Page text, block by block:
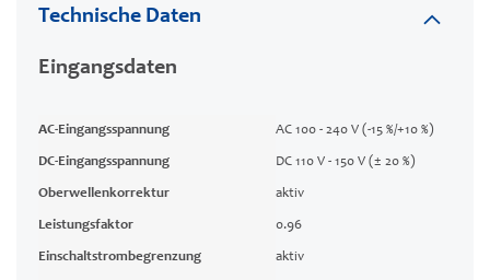
Technische Daten
Eingangsdaten
AC-Eingangsspannung AC 100 - 240 V (-15 %/+10 %)
DC-Eingangsspannung DC 110 V - 150 V (± 20 %)
Oberwellenkorrektur aktiv
Leistungsfaktor 0.96
Einschaltstrombegrenzung aktiv